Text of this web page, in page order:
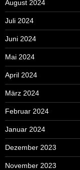
August 2024
Juli 2024
Juni 2024
Mai 2024
April 2024
März 2024
Februar 2024
Januar 2024
Dezember 2023
November 2023